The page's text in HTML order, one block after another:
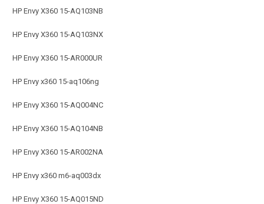
HP Envy X360 15-AQ103NB
HP Envy X360 15-AQ103NX
HP Envy X360 15-AR000UR
HP Envy x360 15-aq106ng
HP Envy X360 15-AQ004NC
HP Envy X360 15-AQ104NB
HP Envy X360 15-AR002NA
HP Envy x360 m6-aq003dx
HP Envy X360 15-AQ015ND